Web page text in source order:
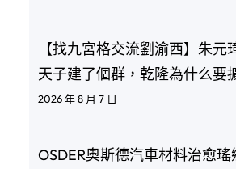
【找九宮格交流劉渝西】朱元
天子建了個群，乾隆為什么要
2026 年 8 月 7 日
OSDER奧斯德汽車材料治愈